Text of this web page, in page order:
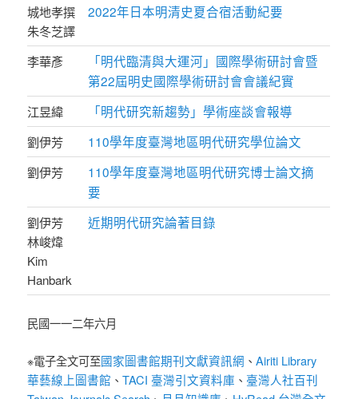
城地孝撰
朱冬芝譯
2022年日本明清史夏合宿活動紀要
李華彥
「明代臨清與大運河」國際學術研討會暨
第22屆明史國際學術研討會會議紀實
江昱緯 「明代研究新趨勢」學術座談會報導
劉伊芳 110學年度臺灣地區明代研究學位論文
劉伊芳
110學年度臺灣地區明代研究博士論文摘
要
劉伊芳
林峻煒
Kim
Hanbark
近期明代研究論著目錄
民國一一二年六月
※電子全文可至國家圖書館期刊文獻資訊網 、Airiti Library
華藝線上圖書館 、TACI 臺灣引文資料庫 、 臺灣人社百刊